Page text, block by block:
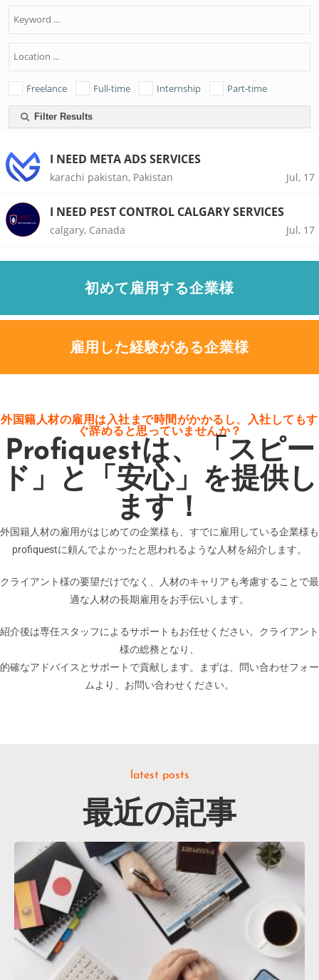
Freelance Full-time Internship Part-time
Filter Results
I NEED META ADS SERVICES
karachi pakistan, Pakistan Jul, 17
I NEED PEST CONTROL CALGARY SERVICES
calgary, Canada Jul, 17
初めて雇用する企業様
雇用した経験がある企業様
外国籍人材の雇用は入社まで時間がかかるし、入社してもす
ぐ辞めると思っていませんか？
Profiquestは、「スピー
ド」と「安心」を提供し
ます！
外国籍人材の雇用がはじめての企業様も、すでに雇用している企業様も
profiquestに頼んでよかったと思われるような人材を紹介します。
クライアント様の要望だけでなく、人材のキャリアも考慮することで最
適な人材の長期雇用をお手伝いします。
紹介後は専任スタッフによるサポートもお任せください。クライアント
様の総務となり、
的確なアドバイスとサポートで貢献します。まずは、問い合わせフォー
ムより、お問い合わせください。
latest posts
最近の記事